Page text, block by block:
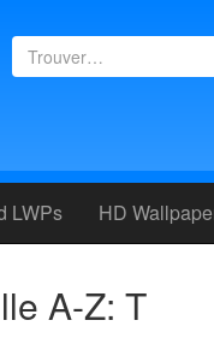
LWPs HD
A-Z: T